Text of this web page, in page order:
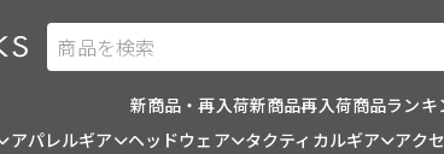
商品を検索
新商品・再入荷新商品再入荷商品ランキ
アパレルギア ヘッドウェア タクティカルギア アク